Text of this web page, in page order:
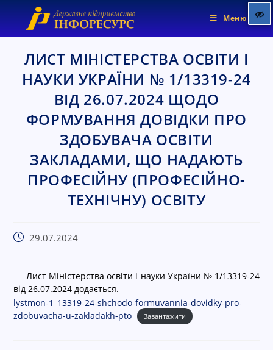
title Позначити заголовки
settings Колір фону
zoom_out Зменшити
zoom_in Збільшити
remove_circle_outline Зменшити шрифт
add_circle_outline Збільшити шрифт
Яскравіший контраст
format_underlined Підкреслені посилання
к
и
Меню
ЛИСТ МІНІСТЕРСТВА ОСВІТИ І
НАУКИ УКРАЇНИ № 1/13319-24
ВІД 26.07.2024 ЩОДО
ФОРМУВАННЯ ДОВІДКИ ПРО
ЗДОБУВАЧА ОСВІТИ
ЗАКЛАДАМИ, ЩО НАДАЮТЬ
ПРОФЕСІЙНУ (ПРОФЕСІЙНО-
ТЕХНІЧНУ) ОСВІТУ
29.07.2024
Лист Міністерства освіти і науки України № 1/13319-24
від 26.07.2024 додається.
lystmon-1_13319-24-shchodo-formuvannia-dovidky-pro-
zdobuvacha-u-zakladakh-pto
Завантажити